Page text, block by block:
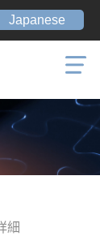
Japanese
細